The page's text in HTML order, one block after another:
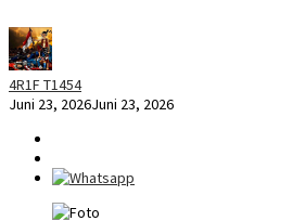
4R1F T1454
Juni 23, 2026Juni 23, 2026